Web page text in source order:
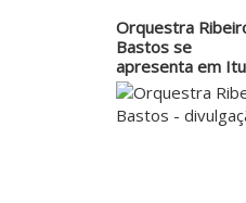
Orquestra
Bastos se
apresenta em Itu